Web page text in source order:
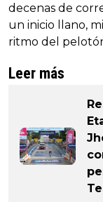
decenas de
un inicio llano,
ritmo del
Leer más